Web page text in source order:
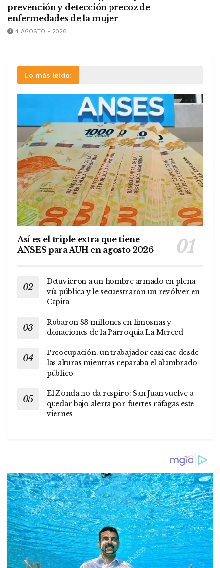
prevención y detección precoz de
enfermedades de la mujer
4 AGOSTO - 2026
Lo más leído:
Así es el triple extra que tiene
ANSES para AUH en agosto 2026
Detuvieron a un hombre armado en plena
vía pública y le secuestraron un revólver en
Capita
Robaron $3 millones en limosnas y
donaciones de la Parroquia La Merced
Preocupación: un trabajador casi cae desde
las alturas mientras reparaba el alumbrado
público
El Zonda no da respiro: San Juan vuelve a
quedar bajo alerta por fuertes ráfagas este
viernes